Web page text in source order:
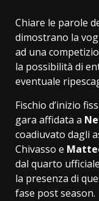
Chiare le parole
dimostrano la
ad una
la possibilità di
eventuale
Fischio d’inizio
gara affidata a
coadiuvato dagli
Chivasso e
dal quarto ufficiale
la presenza di
fase post season.